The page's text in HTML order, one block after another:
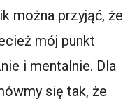
można przyjąć, że
mój punkt
i mentalnie. Dla
się tak, że